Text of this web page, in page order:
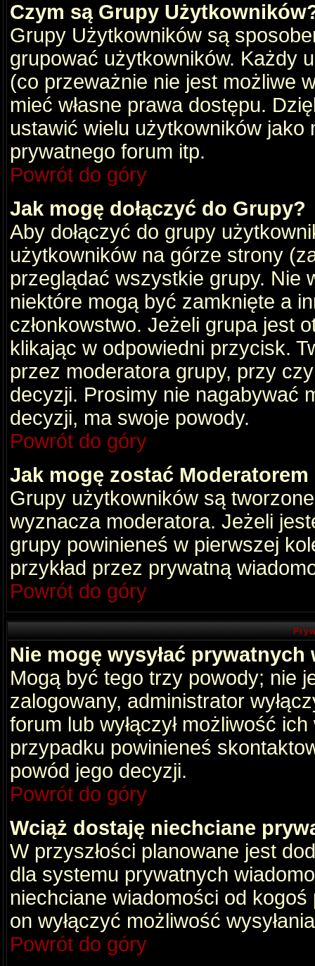
Czym są Grupy
Grupy Użytkowników są
grupować użytkowników. Każdy
(co przeważnie nie jest możliwe
mieć własne prawa dostępu.
ustawić wielu użytkowników
prywatnego forum itp.
Powrót do góry
Jak mogę dołączyć do Grupy?
Aby dołączyć do grupy
użytkowników na górze strony
przeglądać wszystkie grupy. Nie
niektóre mogą być zamknięte a
członkowstwo. Jeżeli grupa jest
klikając w odpowiedni przycisk.
przez moderatora grupy, przy
decyzji. Prosimy nie nagabywać
decyzji, ma swoje powody.
Powrót do góry
Jak mogę zostać
Grupy użytkowników są
wyznacza moderatora. Jeżeli
grupy powinieneś w pierwszej
przykład przez prywatną
Powrót do góry
Nie mogę wysyłać
Mogą być tego trzy powody; nie
zalogowany, administrator
forum lub wyłączył możliwość
przypadku powinieneś
powód jego decyzji.
Powrót do góry
Wciąż dostaję niechciane
W przyszłości planowane jest
dla systemu prywatnych
niechciane wiadomości od
on wyłączyć możliwość
Powrót do góry